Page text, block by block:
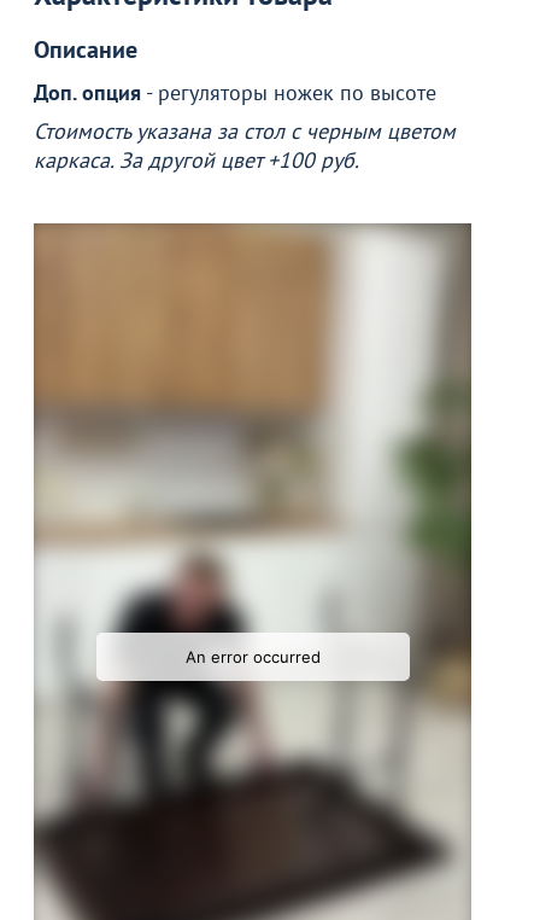
Описание
Доп. опция - регуляторы ножек по высоте
Стоимость указана за стол с черным цветом
каркаса. За другой цвет +100 руб.